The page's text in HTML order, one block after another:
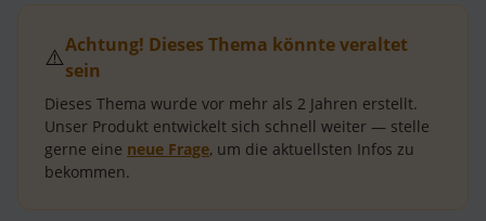
⚠️Achtung! Dieses Thema könnte veraltet
sein
Dieses Thema wurde vor mehr als 2 Jahren erstellt.
Unser Produkt entwickelt sich schnell weiter — stelle
gerne eine neue Frage, um die aktuellsten Infos zu
bekommen.